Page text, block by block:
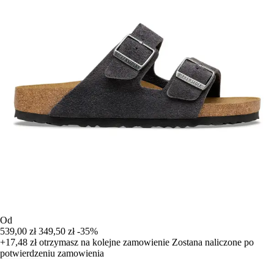
Od
539,00 zł 349,50 zł -35%
+17,48 złotrzymasz na kolejne zamowienie Zostana naliczone po
potwierdzeniu zamowienia